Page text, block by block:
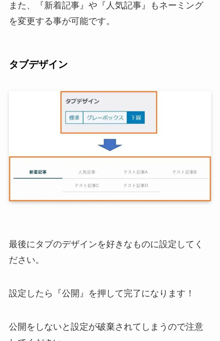
また、『新着記事』や『人気記事』もネーミング
を変更する事が可能です。
タブデザイン
最後にタブのデザインを好きなものに設定してく
ださい。
設定したら『公開』を押して完了になります！
公開をしないと設定が破棄されてしまうので注意